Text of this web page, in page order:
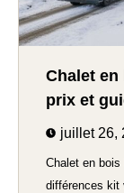
Chalet
prix et
juillet 26,
Chalet en bois
différences kit